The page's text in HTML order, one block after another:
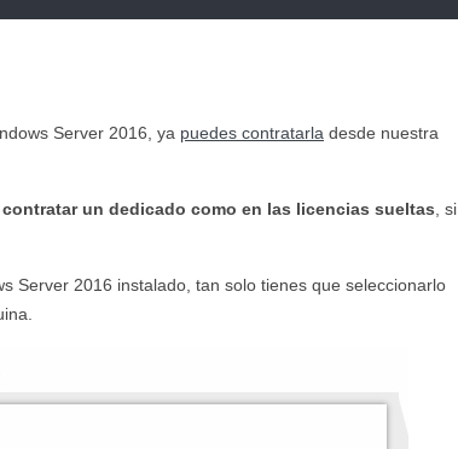
Server 2016, ya puedes contratarla desde nuestra
un dedicado como en las licencias sueltas , si
Server 2016 instalado, tan solo tienes que seleccionarlo